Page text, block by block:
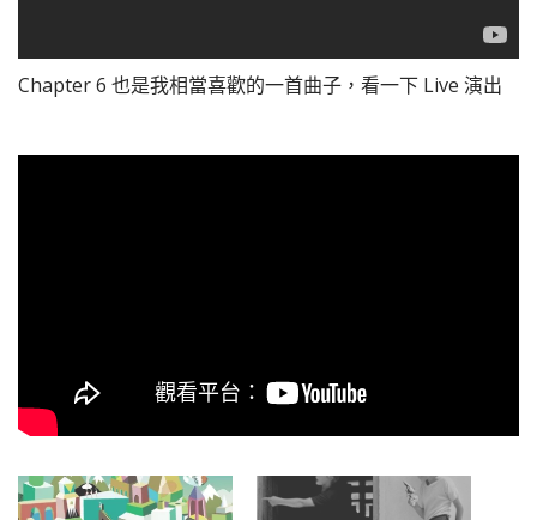
Chapter 6 也是我相當喜歡的一首曲子，看一下 Live 演出